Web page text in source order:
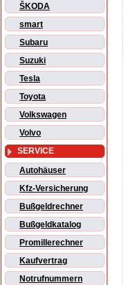
ŠKODA
smart
Subaru
Suzuki
Tesla
Toyota
Volkswagen
Volvo
SERVICE
Autohäuser
Kfz-Versicherung
Bußgeldrechner
Bußgeldkatalog
Promillerechner
Kaufvertrag
Notrufnummern